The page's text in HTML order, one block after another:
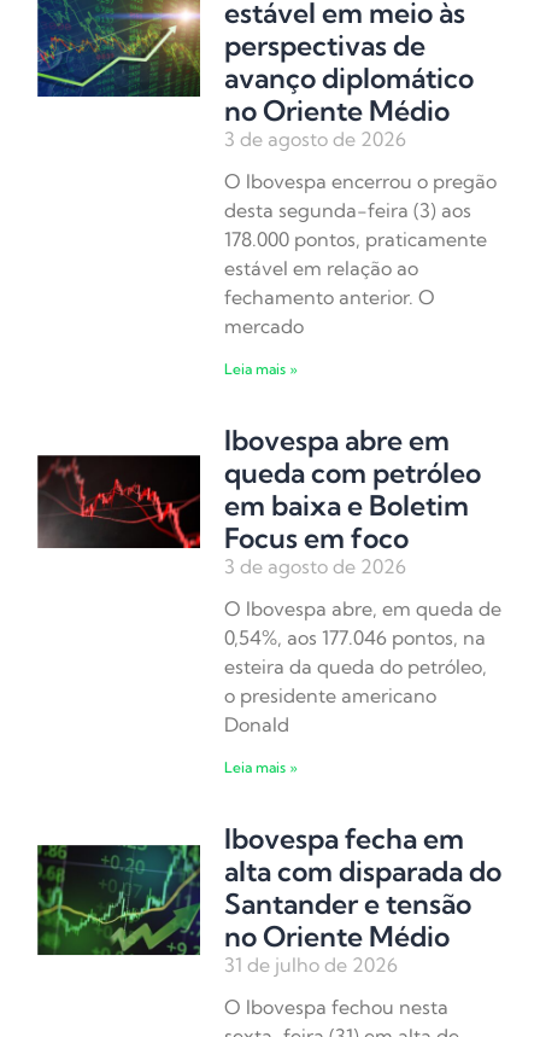
estável em meio às
perspectivas de
avanço diplomático
no Oriente Médio
3 de agosto de 2026
O Ibovespa encerrou o pregão
desta segunda-feira (3) aos
178.000 pontos, praticamente
estável em relação ao
fechamento anterior. O
mercado
Leia mais »
Ibovespa abre em
queda com petróleo
em baixa e Boletim
Focus em foco
3 de agosto de 2026
O Ibovespa abre, em queda de
0,54%, aos 177.046 pontos, na
esteira da queda do petróleo,
o presidente americano
Donald
Leia mais »
Ibovespa fecha em
alta com disparada do
Santander e tensão
no Oriente Médio
31 de julho de 2026
O Ibovespa fechou nesta